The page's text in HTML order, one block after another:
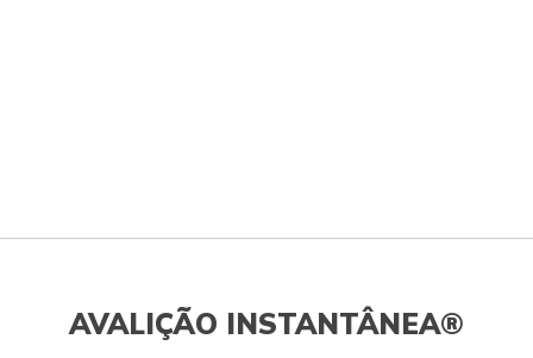
AVALIÇÃO INSTANTÂNEA®